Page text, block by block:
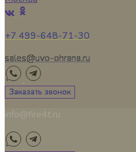
+7 499-648-71-30
sales@uvo-ohrana.ru
Заказать звонок
info@fire4t.ru